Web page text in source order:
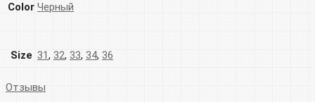
Color Черный
Size 31, 32, 33, 34, 36
Отзывы